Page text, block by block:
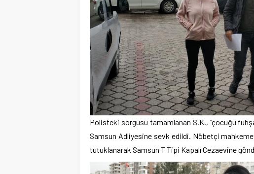
Polisteki sorgusu tamamlanan S.K., “çocuğu
Samsun Adliyesine sevk edildi. Nöbetçi
tutuklanarak Samsun T Tipi Kapalı Cezaevine